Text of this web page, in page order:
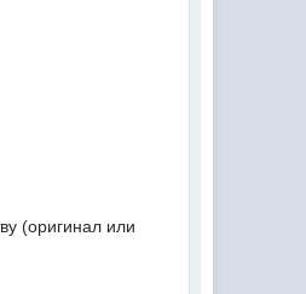
(оригинал или